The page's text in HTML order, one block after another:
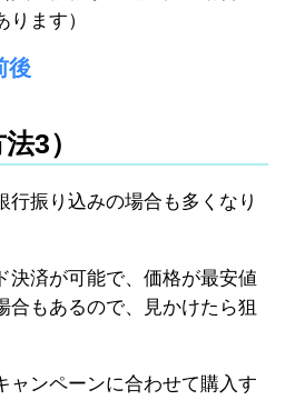
ます）
後
3）
行振り込みの場合も多くなり
決済が可能で、価格が最安値
合もあるので、見かけたら狙
ャンペーンに合わせて購入す